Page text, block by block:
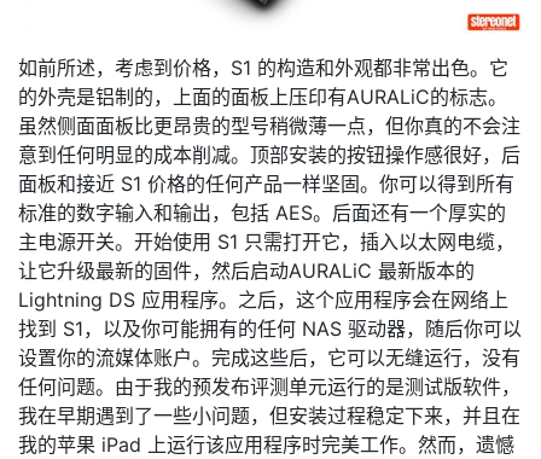
如前所述，考虑到价格，S1 的构造和外观都非常出色。它
的外壳是铝制的，上面的面板上压印有AURALiC的标志。
虽然侧面面板比更昂贵的型号稍微薄一点，但你真的不会注
意到任何明显的成本削减。顶部安装的按钮操作感很好，后
面板和接近 S1 价格的任何产品一样坚固。你可以得到所有
标准的数字输入和输出，包括 AES。后面还有一个厚实的
主电源开关。开始使用 S1 只需打开它，插入以太网电缆，
让它升级最新的固件，然后启动AURALiC 最新版本的
Lightning DS 应用程序。之后，这个应用程序会在网络上
找到 S1，以及你可能拥有的任何 NAS 驱动器，随后你可以
设置你的流媒体账户。完成这些后，它可以无缝运行，没有
任何问题。由于我的预发布评测单元运行的是测试版软件，
我在早期遇到了一些小问题，但安装过程稳定下来，并且在
我的苹果 iPad 上运行该应用程序时完美工作。然而，遗憾